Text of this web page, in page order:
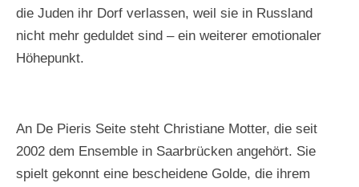
die Juden ihr Dorf verlassen, weil sie in Russland
nicht mehr geduldet sind – ein weiterer emotionaler
Höhepunkt.
f
h
l
f
An De Pieris Seite steht Christiane Motter, die seit
2002 dem Ensemble in Saarbrücken angehört. Sie
spielt gekonnt eine bescheidene Golde, die ihrem